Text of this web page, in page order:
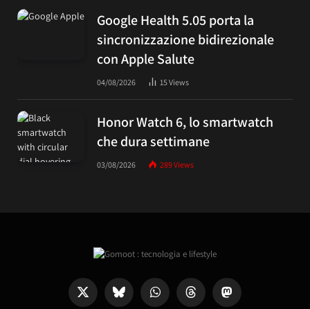
Google Health 5.05 porta la
sincronizzazione bidirezionale
con Apple Salute
04/08/2026 15Views
Honor Watch 6, lo smartwatch
che dura settimane
03/08/2026 289Views
X
Bluesky WhatsAppThreads Mastodon